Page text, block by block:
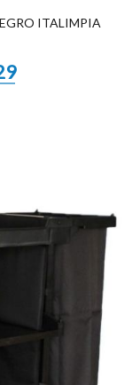
ITALIMPIA